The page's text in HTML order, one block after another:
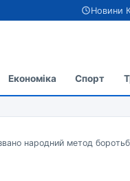
Новини
Економіка Спорт
народний метод